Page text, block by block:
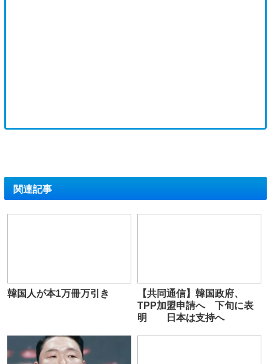
関連記事
韓国人が本1万冊万引き
【共同通信】韓国政府、
TPP加盟申請へ 下旬に表
明 日本は支持へ